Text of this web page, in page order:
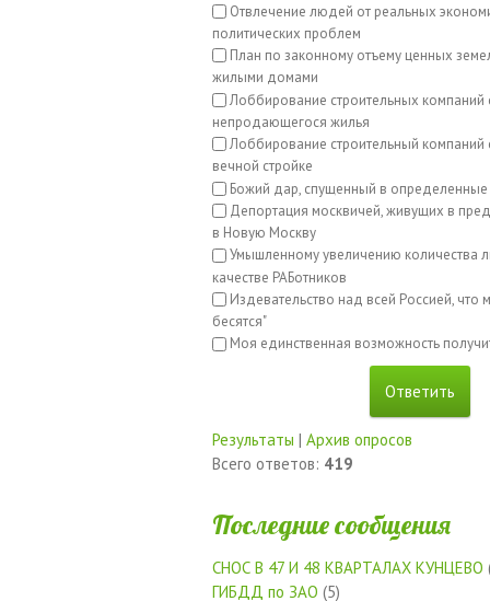
Отвлечение людей от реальных
политических проблем
План по законному отъему ценных
жилыми домами
Лоббирование строительных компаний
непродающегося жилья
Лоббирование строительный компаний
вечной стройке
Божий дар, спущенный в
Депортация москвичей, живущих в
в Новую Москву
Умышленному увеличению количества
качестве РАБотников
Издевательство над всей Россией, что
бесятся"
Моя единственная возможность
Результаты | Архив опросов
Всего ответов: 419
Последние сообщения
СНОС В 47 И 48 КВАРТАЛАХ КУНЦЕВО
ГИБДД по ЗАО (5)